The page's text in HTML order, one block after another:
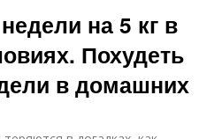
на 5 кг в
Похудеть
в домашних